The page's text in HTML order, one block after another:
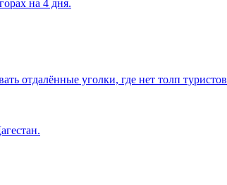
на 4 дня.
отдалённые уголки, где нет толп туристов